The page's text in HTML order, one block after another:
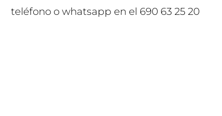
teléfono o whatsapp en el 690 63 25 20